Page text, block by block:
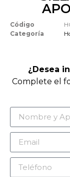
Código
Categoría
¿Desea
Complete el